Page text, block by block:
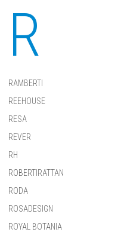
R
RAMBERTI
REEHOUSE
RESA
REVER
RH
ROBERTIRATTAN
RODA
ROSADESIGN
ROYAL BOTANIA